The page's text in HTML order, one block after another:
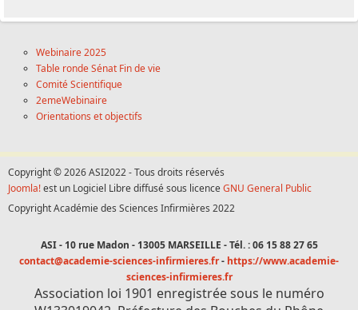
Webinaire 2025
Table ronde Sénat Fin de vie
Comité Scientifique
2emeWebinaire
Orientations et objectifs
Copyright © 2026 ASI2022 - Tous droits réservés
Joomla!est un Logiciel Libre diffusé sous licenceGNU General Public
Copyright Académie des Sciences Infirmières 2022
ASI - 10 rue Madon - 13005 MARSEILLE - Tél. : 06 15 88 27 65
contact@academie-sciences-infirmieres.fr- https://www.academie-
sciences-infirmieres.fr
Association loi 1901 enregistrée sous le numéro